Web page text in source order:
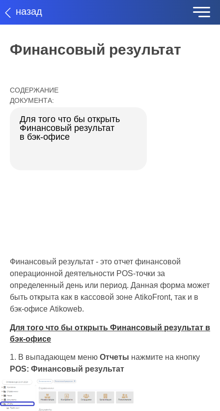
назад
Финансовый результат
СОДЕРЖАНИЕ
ДОКУМЕНТА:
Для того что бы открыть
Финансовый результат
в бэк-офисе
Финансовый результат - это отчет финансовой
операционной деятельности POS-точки за
определенный день или период. Данная форма может
быть открыта как в кассовой зоне AtikoFront, так и в
бэк-офисе Atikoweb.
Для того что бы открыть Финансовый результат в
бэк-офисе
1. В выпадающем меню Отчеты нажмите на кнопку
POS: Финансовый результат